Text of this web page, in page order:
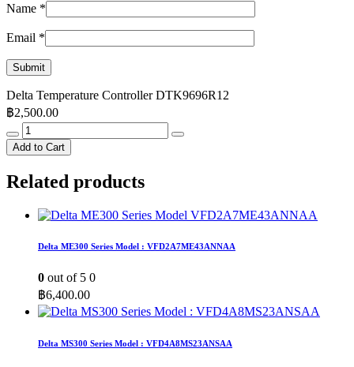
Name *
Email *
Delta Temperature Controller DTK9696R12
฿2,500.00
Delta
Temperature
Controller
quantity
Add to Cart
Related products
Delta ME300 Series Model : VFD2A7ME43ANNAA
0 out of 5 0
฿6,400.00
Delta MS300 Series Model : VFD4A8MS23ANSAA